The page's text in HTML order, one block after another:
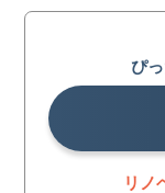
ぴ
リノ